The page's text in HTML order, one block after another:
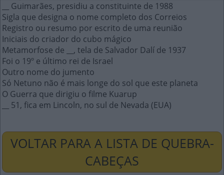
__ Guimarães, presidiu a constituinte de 1988
Sigla que designa o nome completo dos Correios
Registro ou resumo por escrito de uma reunião
Iniciais do criador do cubo mágico
Metamorfose de __, tela de Salvador Dalí de 1937
Foi o 19º e último rei de Israel
Outro nome do jumento
Só Netuno não é mais longe do sol que este planeta
O Guerra que dirigiu o filme Kuarup
__ 51, fica em Lincoln, no sul de Nevada (EUA)
VOLTAR PARA A LISTA DE QUEBRA-
CABEÇAS